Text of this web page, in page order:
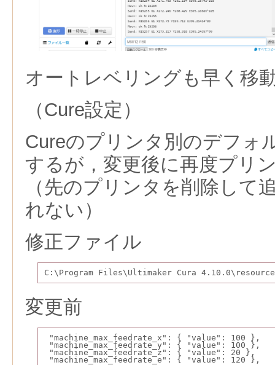
オートレベリングも早く移
（Cure設定）
Cureのプリンタ別のデフォ
するが，変更後に再度プリ
（先のプリンタを削除して
れない）
修正ファイル
C:\Program Files\Ultimaker Cura
変更前
"machine_max_feedrate_x": { "value": 100 },
"machine_max_feedrate_y": { "value": 100 },
"machine_max_feedrate_z": { "value": 20 },
"machine_max_feedrate_e": { "value": 120 },